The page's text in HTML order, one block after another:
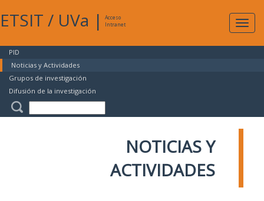
ETSIT / UVa |
Acceso
Intranet
PID
Noticias y Actividades
Grupos de investigación
Difusión de la investigación
NOTICIAS Y
ACTIVIDADES